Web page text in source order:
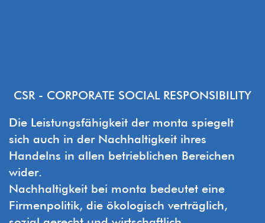
CSR - CORPORATE SOCIAL RESPONSIBILITY
Die Leistungsfähigkeit der monta spiegelt
sich auch in der Nachhaltigkeit ihres
Handelns in allen betrieblichen Bereichen
wider.
Nachhaltigkeit bei monta bedeutet eine
Firmenpolitik, die ökologisch verträglich,